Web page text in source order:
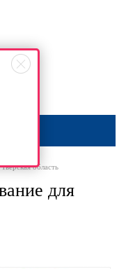
область
для